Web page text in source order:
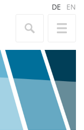
DE EN